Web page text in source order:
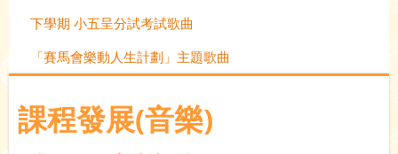
下學期 小五呈分試考試歌曲
「賽馬會樂動人生計劃」主題歌曲
課程發展(音樂)